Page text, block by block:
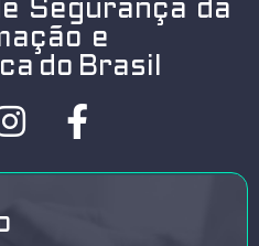
Segurança da
e
do Brasil